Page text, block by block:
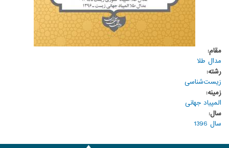
مقام:
مدال طلا
رشته:
زیست‌شناسی
زمینه:
المپیاد جهانی
سال:
سال 1396